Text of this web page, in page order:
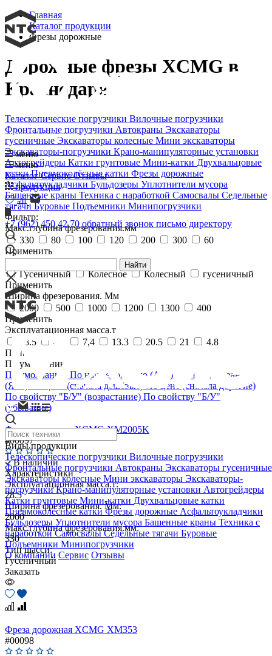
Официальный дилер XCMG
меню
меню
КаталогСервисОтзывы
продукция
+7 (962) 450 42 70 обратный звонок письмо директору
Найти
Виды продукции
Телескопические погрузчики Вилочные погрузчики
Фронтальные погрузчики Автокраны Экскаваторы гусеничные
Экскаваторы колесные Мини экскаваторы Экскаваторы-
погрузчикиКрано-манипуляторные установки Автогрейдеры
Катки грунтовые Мини-катки Двухвальцовые катки
Пневмоколёсные каткиФрезы дорожные Асфальтоукладчики
Бульдозеры Уплотнители мусора Башенные краны Техника с
наработкойСамосвалыСедельные тягачи Буровые
Подъемники Минипогрузчики
О компании Сервис Отзывы
Главная
Каталог продукции
Фрезы дорожные
Дорожные фрезы XCMG в
Краснодарe
Телескопические погрузчики Вилочные погрузчики
Фронтальные погрузчики Автокраны Экскаваторы
гусеничные Экскаваторы колесные Мини экскаваторы
Экскаваторы-погрузчики Крано-манипуляторные установки
Автогрейдеры Катки грунтовые Мини-катки Двухвальцовые
каткиПневмоколёсные катки Фрезы дорожные
Асфальтоукладчики Бульдозеры Уплотнители мусора
Башенные краны Техника с наработкой Самосвалы Седельные
тягачиБуровые Подъемники Минипогрузчики
Фильтр:
Макс.глубина фрезерования.мм
330
80 100 120 200 300
60
Применить
Тип шасси
Гусеничный
Колесное Колесный
гусеничный
Применить
Ширина фрезерования. Мм
2000
500 1000 1200 1300
400
Применить
Эксплуатационная масса.т
28.5
4,8 7,4 13.3 20.5 21
4.8
Применить
По умолчанию
По умолчанию По наименованию (А-Я)
По наименованию
(Я-А)
По цене (сначала дешёвые)
По цене (сначала дорогие)
По свойству "Б/У" (возрастание) По свойству "Б/У"
(убывание)
Фреза дорожная XCMG XM2005K
#00097
В наличии
Характеристики
Эксплуатационная масса.т:
28.5
Ширина фрезерования. Мм:
2000
Макс.глубина фрезерования.мм:
330
Тип шасси:
Гусеничный
Заказать
Фреза дорожная XCMG XM353
#00098